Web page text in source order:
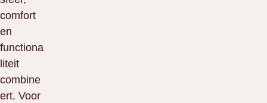
comfort
en
functiona
liteit
combine
ert. Voor